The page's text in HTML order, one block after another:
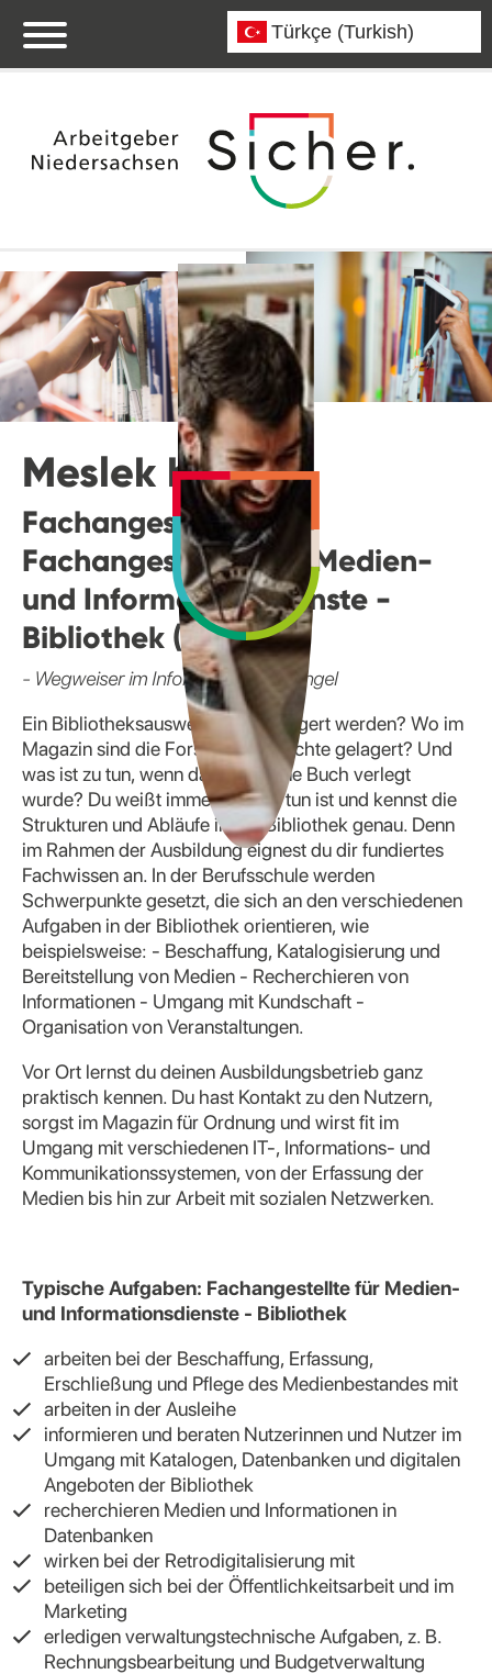
Meslek bilgileri
Fachangestellte/
Fachangestellter für Medien-
und Informationsdienste -
Bibliothek (m/w/d)
- Wegweiser im Informationsdschungel
Ein Bibliotheksausweis soll verlängert werden? Wo im
Magazin sind die Forschungsberichte gelagert? Und
was ist zu tun, wenn das geliehene Buch verlegt
wurde? Du weißt immer, was zu tun ist und kennst die
Strukturen und Abläufe in der Bibliothek genau. Denn
im Rahmen der Ausbildung eignest du dir fundiertes
Fachwissen an. In der Berufsschule werden
Schwerpunkte gesetzt, die sich an den verschiedenen
Aufgaben in der Bibliothek orientieren, wie
beispielsweise: - Beschaffung, Katalogisierung und
Bereitstellung von Medien - Recherchieren von
Informationen - Umgang mit Kundschaft -
Organisation von Veranstaltungen.
Vor Ort lernst du deinen Ausbildungsbetrieb ganz
praktisch kennen. Du hast Kontakt zu den Nutzern,
sorgst im Magazin für Ordnung und wirst fit im
Umgang mit verschiedenen IT-, Informations- und
Kommunikationssystemen, von der Erfassung der
Medien bis hin zur Arbeit mit sozialen Netzwerken.
Typische Aufgaben: Fachangestellte für Medien-
und Informationsdienste - Bibliothek
arbeiten bei der Beschaffung, Erfassung,
Erschließung und Pflege des Medienbestandes mit
arbeiten in der Ausleihe
informieren und beraten Nutzerinnen und Nutzer im
Umgang mit Katalogen, Datenbanken und digitalen
Angeboten der Bibliothek
recherchieren Medien und Informationen in
Datenbanken
wirken bei der Retrodigitalisierung mit
beteiligen sich bei der Öffentlichkeitsarbeit und im
Marketing
erledigen verwaltungstechnische Aufgaben, z. B.
Rechnungsbearbeitung und Budgetverwaltung